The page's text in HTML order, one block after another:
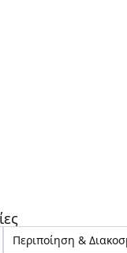
Περιποίηση &